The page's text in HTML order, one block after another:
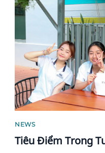
News image
NEWS
Tiêu Điểm Trong